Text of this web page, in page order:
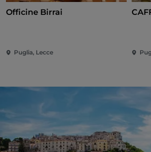
Officine Birrai
Puglia, Lecce